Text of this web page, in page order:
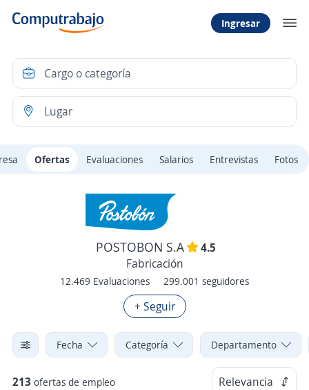
Ingresar
Ofertas Evaluaciones Salarios Entrevistas Fotos
POSTOBON S.A
4.5
Fabricación
12.469 Evaluaciones 299.001 seguidores
+ Seguir
Fecha Categoría Departamento
213 ofertas de empleo Relevancia